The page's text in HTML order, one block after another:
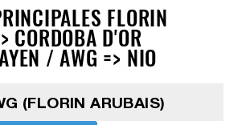
FLORIN
CORDOBA D'OR
/ AWG => NIO
(FLORIN ARUBAIS)